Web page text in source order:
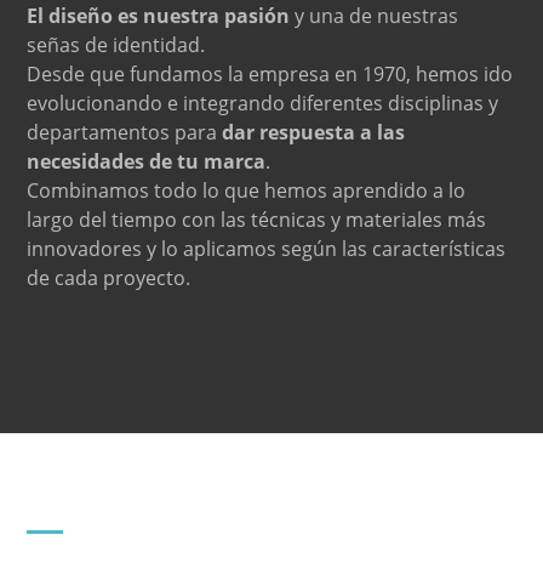
El diseño es nuestra pasión y una de nuestras
señas de identidad.
Desde que fundamos la empresa en 1970, hemos ido
evolucionando e integrando diferentes disciplinas y
departamentos paradar respuesta a las
necesidades de tu marca.
Combinamos todo lo que hemos aprendido a lo
largo del tiempo con las técnicas y materiales más
innovadores y lo aplicamos según las características
de cada proyecto.